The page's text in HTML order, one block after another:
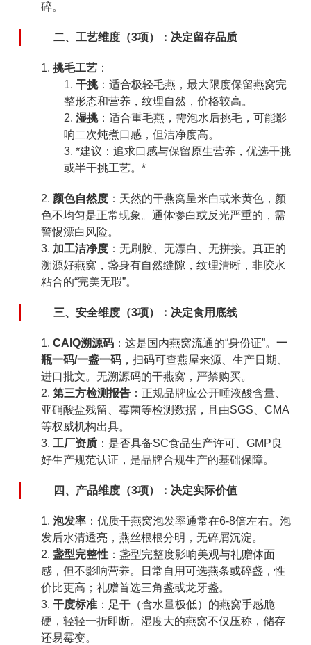
碎。
二、工艺维度（3项）：决定留存品质
挑毛工艺：
干挑：适合极轻毛燕，最大限度保留燕窝完
整形态和营养，纹理自然，价格较高。
湿挑：适合重毛燕，需泡水后挑毛，可能影
响二次炖煮口感，但洁净度高。
*建议：追求口感与保留原生营养，优选干挑
或半干挑工艺。*
颜色自然度：天然的干燕窝呈米白或米黄色，颜
色不均匀是正常现象。通体惨白或反光严重的，需
警惕漂白风险。
加工洁净度：无刷胶、无漂白、无拼接。真正的
溯源好燕窝，盏身有自然缝隙，纹理清晰，非胶水
粘合的“完美无瑕”。
三、安全维度（3项）：决定食用底线
CAIQ溯源码：这是国内燕窝流通的“身份证”。 一
瓶一码/一盏一码，扫码可查燕屋来源、生产日期、
进口批文。无溯源码的干燕窝，严禁购买。
第三方检测报告：正规品牌应公开唾液酸含量、
亚硝酸盐残留、霉菌等检测数据，且由SGS、CMA
等权威机构出具。
工厂资质：是否具备SC食品生产许可、GMP良
好生产规范认证，是品牌合规生产的基础保障。
四、产品维度（3项）：决定实际价值
泡发率：优质干燕窝泡发率通常在6-8倍左右。泡
发后水清透亮，燕丝根根分明，无碎屑沉淀。
盏型完整性：盏型完整度影响美观与礼赠体面
感，但不影响营养。日常自用可选燕条或碎盏，性
价比更高；礼赠首选三角盏或龙牙盏。
干度标准：足干（含水量极低）的燕窝手感脆
硬，轻轻一折即断。湿度大的燕窝不仅压称，储存
还易霉变。